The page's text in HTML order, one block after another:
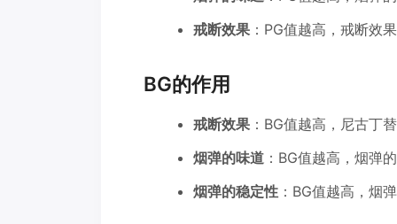
戒断效果 ：PG值越高，戒断效
BG的作用
戒断效果 ：BG值越高，尼古丁
烟弹的味道 ：BG值越高，烟弹
烟弹的稳定性 ：BG值越高，烟